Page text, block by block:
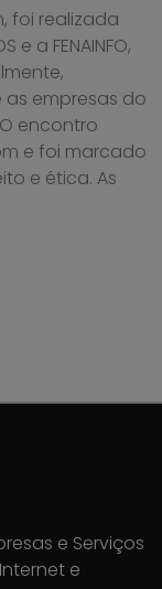
foi realizada
e a FENAINFO,
empresas do
encontro
e foi marcado
e ética. As
e Serviços
e